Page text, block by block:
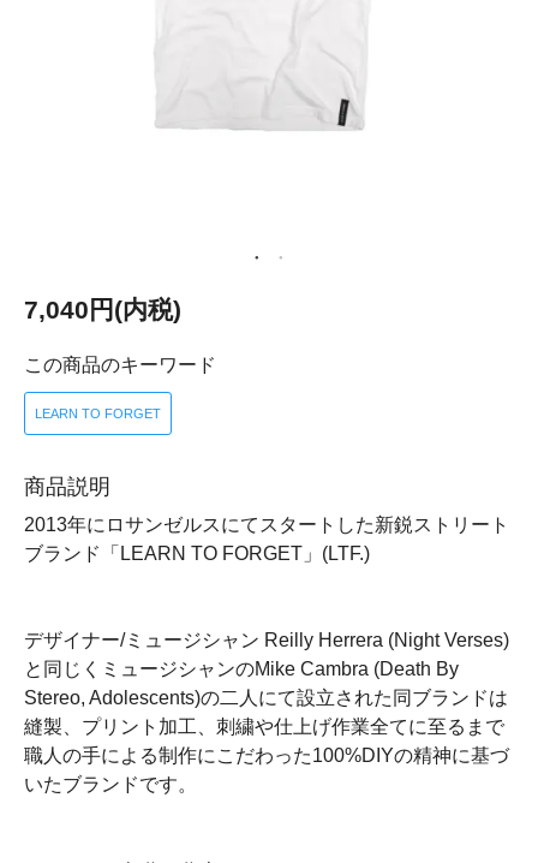
7,040円(内税)
この商品のキーワード
LEARN TO FORGET
商品説明
2013年にロサンゼルスにてスタートした新鋭ストリート
ブランド「LEARN TO FORGET」(LTF.)
デザイナー/ミュージシャン Reilly Herrera (Night Verses)
と同じくミュージシャンのMike Cambra (Death By
Stereo, Adolescents)の二人にて設立された同ブランドは
縫製、プリント加工、刺繍や仕上げ作業全てに至るまで
職人の手による制作にこだわった100%DIYの精神に基づ
いたブランドです。